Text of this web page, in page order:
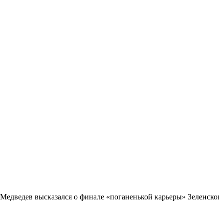
Медведев высказался о финале «поганенькой карьеры»